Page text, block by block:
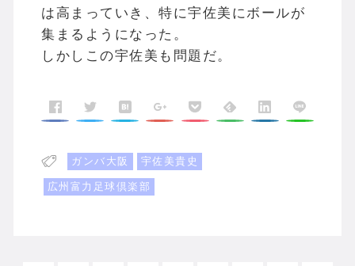
は高まっていき、特に宇佐美にボールが
集まるようになった。
しかしこの宇佐美も問題だ。
ガンバ大阪
宇佐美貴史
広州富力足球倶楽部